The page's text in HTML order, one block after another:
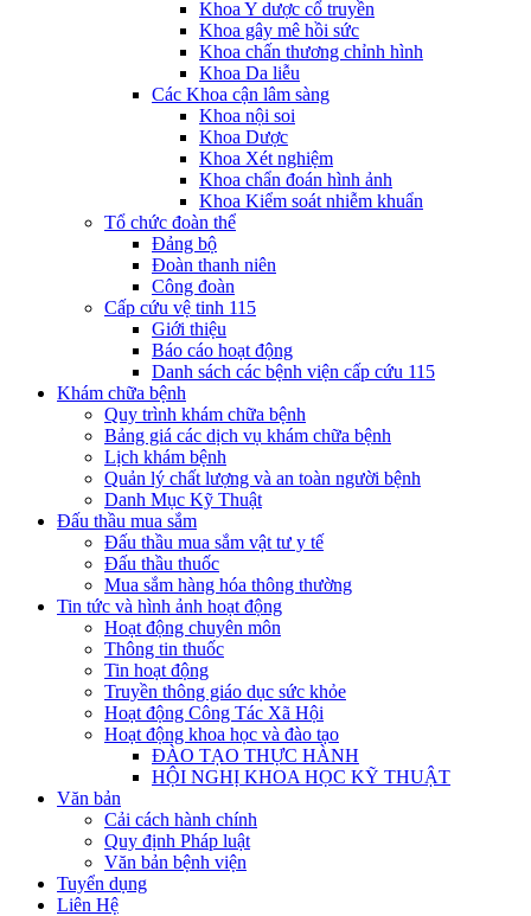
Khoa Y dược cổ truyền
Khoa gây mê hồi sức
Khoa chấn thương chỉnh hình
Khoa Da liễu
Các Khoa cận lâm sàng
Khoa nội soi
Khoa Dược
Khoa Xét nghiệm
Khoa chẩn đoán hình ảnh
Khoa Kiểm soát nhiễm khuẩn
Tổ chức đoàn thể
Đảng bộ
Đoàn thanh niên
Công đoàn
Cấp cứu vệ tinh 115
Giới thiệu
Báo cáo hoạt động
Danh sách các bệnh viện cấp cứu 115
Khám chữa bệnh
Quy trình khám chữa bệnh
Bảng giá các dịch vụ khám chữa bệnh
Lịch khám bệnh
Quản lý chất lượng và an toàn người bệnh
Danh Mục Kỹ Thuật
Đấu thầu mua sắm
Đấu thầu mua sắm vật tư y tế
Đấu thầu thuốc
Mua sắm hàng hóa thông thường
Tin tức và hình ảnh hoạt động
Hoạt động chuyên môn
Thông tin thuốc
Tin hoạt động
Truyền thông giáo dục sức khỏe
Hoạt động Công Tác Xã Hội
Hoạt động khoa học và đào tạo
ĐÀO TẠO THỰC HÀNH
HỘI NGHỊ KHOA HỌC KỸ THUẬT
Văn bản
Cải cách hành chính
Quy định Pháp luật
Văn bản bệnh viện
Tuyển dụng
Liên Hệ